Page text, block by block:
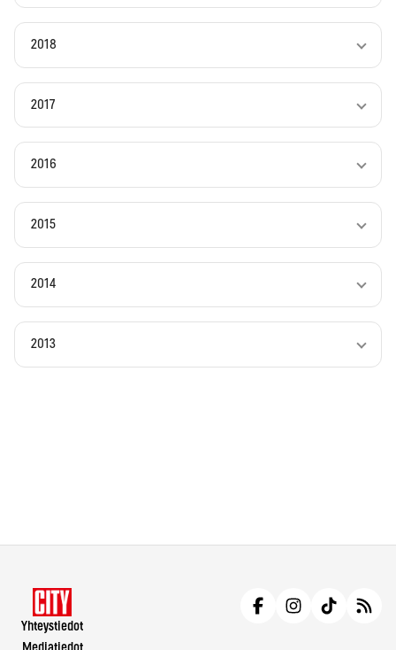
2018
2017
2016
2015
2014
2013
Yhteystiedot